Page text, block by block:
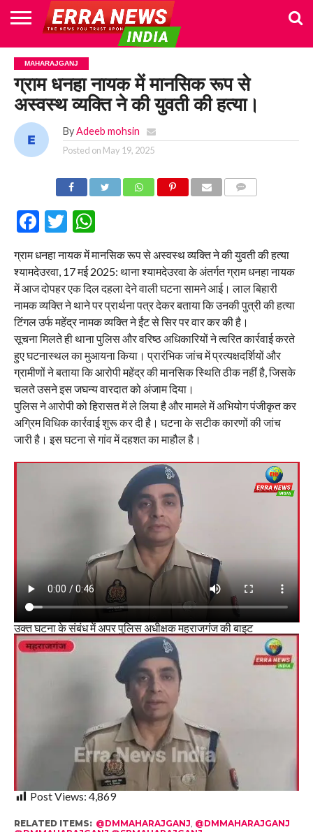
HOME
POLITICS
NEWS
BUSINESS
CULTURE
NATIONAL
SPORTS
LIFESTYLE
TRAVEL
OPINION
BREAKING
NEWS
ENTERTAINMENT
WORLD
CRIME
JOIN
US
MAHARAJGANJ
ग्राम धनहा नायक में मानसिक रूप से
अस्वस्थ व्यक्ति ने की युवती की हत्या।
By Adeeb mohsin
Posted on May 19, 2025
Facebook
Twitter
WhatsApp
ग्राम धनहा नायक में मानसिक रूप से अस्वस्थ व्यक्ति ने की युवती की हत्या
श्यामदेउरवा, 17 मई 2025: थाना श्यामदेउरवा के अंतर्गत ग्राम धनहा नायक
में आज दोपहर एक दिल दहला देने वाली घटना सामने आई। लाल बिहारी
नामक व्यक्ति ने थाने पर प्रार्थना पत्र देकर बताया कि उनकी पुत्री की हत्या
टिंगल उर्फ महेंद्र नामक व्यक्ति ने ईंट से सिर पर वार कर की है।
सूचना मिलते ही थाना पुलिस और वरिष्ठ अधिकारियों ने त्वरित कार्रवाई करते
हुए घटनास्थल का मुआयना किया। प्रारंभिक जांच में प्रत्यक्षदर्शियों और
ग्रामीणों ने बताया कि आरोपी महेंद्र की मानसिक स्थिति ठीक नहीं है, जिसके
चलते उसने इस जघन्य वारदात को अंजाम दिया।
पुलिस ने आरोपी को हिरासत में ले लिया है और मामले में अभियोग पंजीकृत कर
अग्रिम विधिक कार्रवाई शुरू कर दी है। घटना के सटीक कारणों की जांच
जारी है। इस घटना से गांव में दहशत का माहौल है।
उक्त घटना के संबंध में अपर पुलिस अधीक्षक महराजगंज की बाइट
Post Views: 4,869
RELATED ITEMS: @DMMAHARAJGANJ, @DMMAHARAJGANJ